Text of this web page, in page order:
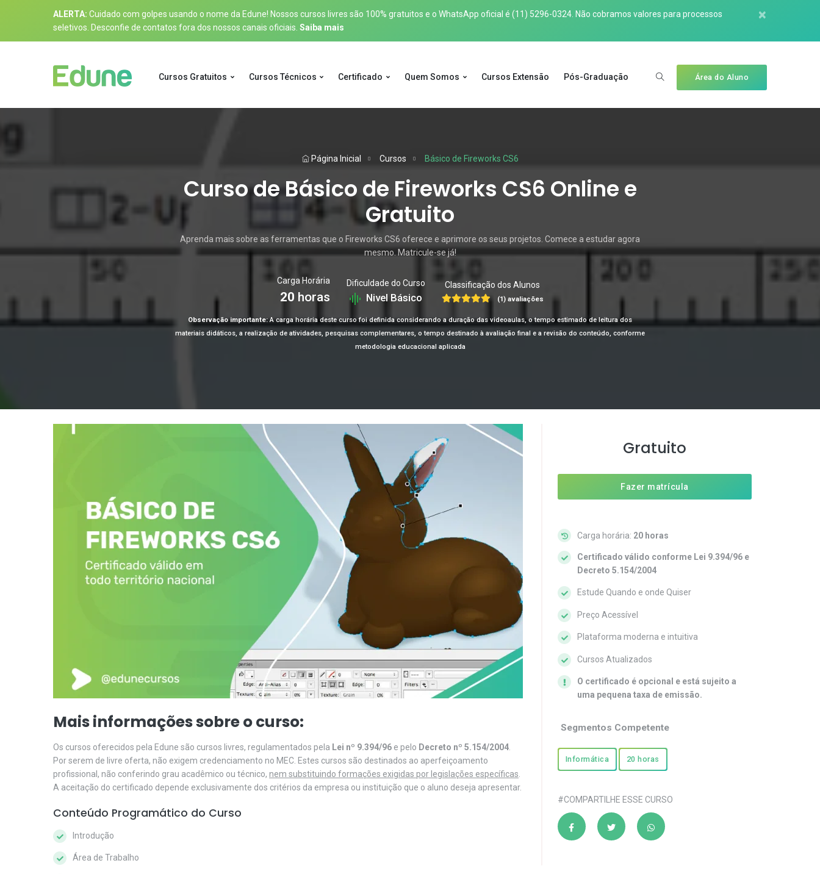
ALERTA: Cuidado com golpes usando o nome da Edune! Nossos cursos livres são 100% gratuitos e o WhatsApp oficial é (11) 5296-0324 . Não cobramos valores para processos
seletivos. Desconfie de contatos fora dos nossos canais oficiais. Saiba mais
×
Cursos Gratuitos Cursos Técnicos Certificado Quem Somos Cursos Extensão Pós-Graduação Área do Aluno
Página Inicial Cursos Básico de Fireworks CS6
Curso de Básico de Fireworks CS6 Online e
Gratuito
Aprenda mais sobre as ferramentas que o Fireworks CS6 oferece e aprimore os seus projetos. Comece a estudar agora
mesmo. Matricule-se já!
Carga Horária
20 horas
Dificuldade do Curso
Nivel Básico
Classificação dos Alunos
(1) avaliações
Observação importante:A carga horária deste curso foi definida considerando a duração das videoaulas, o tempo estimado de leitura dos
materiais didáticos, a realização de atividades, pesquisas complementares, o tempo destinado à avaliação final e a revisão do conteúdo, conforme
metodologia educacional aplicada
Mais informações sobre o curso:
Os cursos oferecidos pela Edune são cursos livres, regulamentados pela Lei nº 9.394/96 e pelo Decreto nº 5.154/2004
Por serem de livre oferta, não exigem credenciamento no MEC. Estes cursos são destinados ao aperfeiçoamento
profissional, não conferindo grau acadêmico ou técnico, nem substituindo formações exigidas por legislações específicas
A aceitação do certificado depende exclusivamente dos critérios da empresa ou instituição que o aluno deseja apresentar.
Conteúdo Programático do Curso
Introdução
Área de Trabalho
Gratuito
Fazer matrícula
Carga horária: 20 horas
Certificado válido conforme Lei 9.394/96 e
Decreto 5.154/2004
Estude Quando e onde Quiser
Preço Acessível
Plataforma moderna e intuitiva
Cursos Atualizados
O certificado é opcional e está sujeito a
uma pequena taxa de emissão.
Segmentos Competente
Informática 20 horas
#COMPARTILHE ESSE CURSO